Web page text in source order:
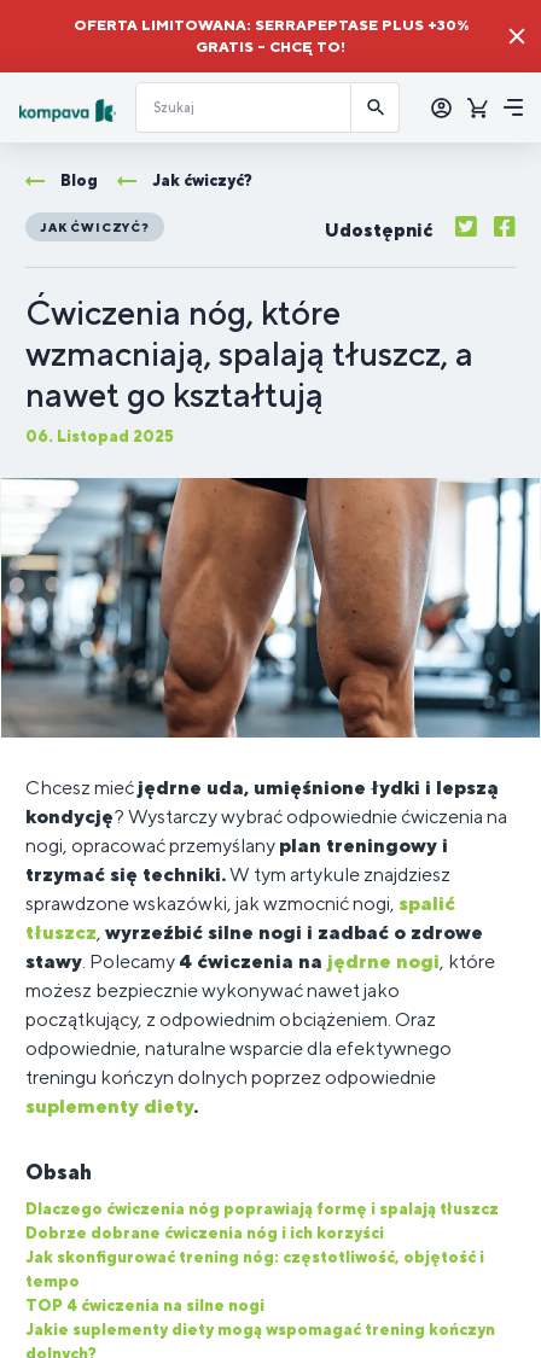
OFERTA LIMITOWANA: SERRAPEPTASE PLUS +30%
GRATIS – CHCĘ TO!
się
Koszyk
Blog Jak ćwiczyć?
JAK ĆWICZYĆ? Udostępnić
Ćwiczenia nóg, które
wzmacniają, spalają tłuszcz, a
nawet go kształtują
06. Listopad 2025
Chcesz mieć jędrne uda, umięśnione łydki i lepszą
kondycję? Wystarczy wybrać odpowiednie ćwiczenia na
nogi, opracować przemyślany plan treningowy i
trzymać się techniki.W tym artykule znajdziesz
sprawdzone wskazówki, jak wzmocnić nogi, spalić
tłuszcz, wyrzeźbić silne nogi i zadbać o zdrowe
stawy . Polecamy 4 ćwiczenia na jędrne nogi, które
możesz bezpiecznie wykonywać nawet jako
początkujący, z odpowiednim obciążeniem. Oraz
odpowiednie, naturalne wsparcie dla efektywnego
treningu kończyn dolnych poprzez odpowiednie
suplementy diety.
Obsah
Dlaczego ćwiczenia nóg poprawiają formę i spalają tłuszcz
Dobrze dobrane ćwiczenia nóg i ich korzyści
Jak skonfigurować trening nóg: częstotliwość, objętość i
tempo
TOP 4 ćwiczenia na silne nogi
Jakie suplementy diety mogą wspomagać trening kończyn
dolnych?